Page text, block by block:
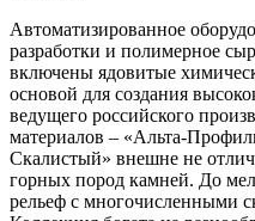
Автоматизированное
разработки и полимерное
включены ядовитые
основой для создания
ведущего российского
материалов – «Альта-
Скалистый» внешне не
горных пород камней. До
рельеф с многочисленными